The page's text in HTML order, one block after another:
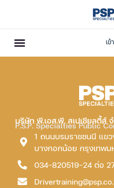
เข้
บริษัท พี.เอส.พี. สเปเชียลตี้ส์
P.S.P. Specialties Public
1 ถนนบรมราชชนนี แข
บางกอกน้อย กรุงเทพม
034-820519-24 ต่อ